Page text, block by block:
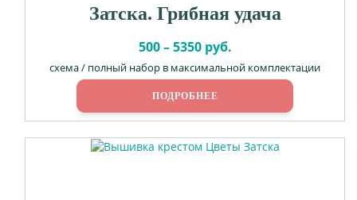
Затска. Грибная удача
500 – 5350 руб.
схема / полный набор в максимальной комплектации
ПОДРОБНЕЕ